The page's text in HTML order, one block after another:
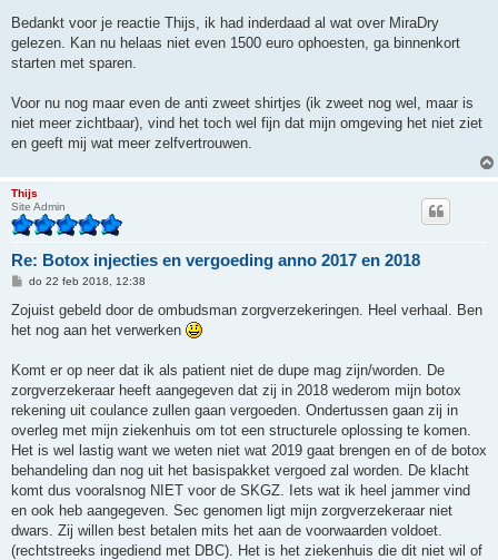
Bedankt voor je reactie Thijs, ik had inderdaad al wat over MiraDry
gelezen. Kan nu helaas niet even 1500 euro ophoesten, ga binnenkort
starten met sparen.
Voor nu nog maar even de anti zweet shirtjes (ik zweet nog wel, maar is
niet meer zichtbaar), vind het toch wel fijn dat mijn omgeving het niet ziet
en geeft mij wat meer zelfvertrouwen.
Thijs
Site Admin
Re: Botox injecties en vergoeding anno 2017 en 2018
B
r
c
do 22 feb 2018, 12:38
Zojuist gebeld door de ombudsman zorgverzekeringen. Heel verhaal. Ben
het nog aan het verwerken
Komt er op neer dat ik als patient niet de dupe mag zijn/worden. De
zorgverzekeraar heeft aangegeven dat zij in 2018 wederom mijn botox
rekening uit coulance zullen gaan vergoeden. Ondertussen gaan zij in
overleg met mijn ziekenhuis om tot een structurele oplossing te komen.
Het is wel lastig want we weten niet wat 2019 gaat brengen en of de botox
behandeling dan nog uit het basispakket vergoed zal worden. De klacht
komt dus vooralsnog NIET voor de SKGZ. Iets wat ik heel jammer vind
en ook heb aangegeven. Sec genomen ligt mijn zorgverzekeraar niet
dwars. Zij willen best betalen mits het aan de voorwaarden voldoet.
(rechtstreeks ingediend met DBC). Het is het ziekenhuis die dit niet wil of